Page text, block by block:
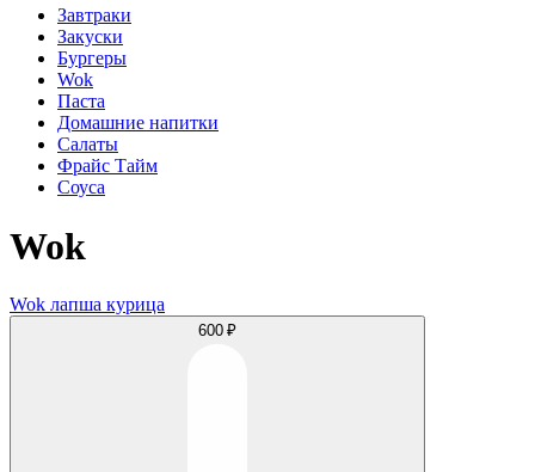
Завтраки
Закуски
Бургеры
Wok
Паста
Домашние напитки
Салаты
Фрайс Тайм
Соуса
Wok
Wok лапша курица
600 ₽